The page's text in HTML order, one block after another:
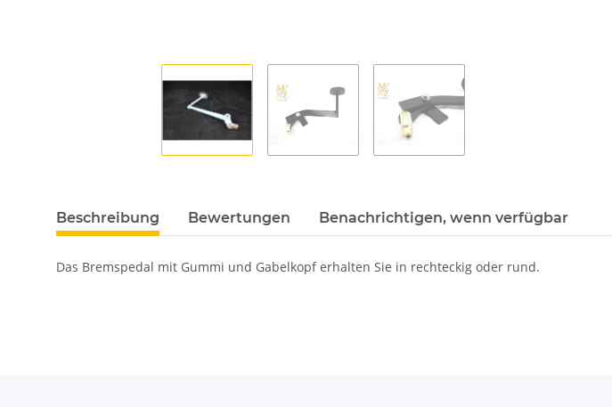
Beschreibung Bewertungen Benachrichtigen, wenn verfügbar
Das Bremspedal mit Gummi und Gabelkopf erhalten Sie in rechteckig oder rund.